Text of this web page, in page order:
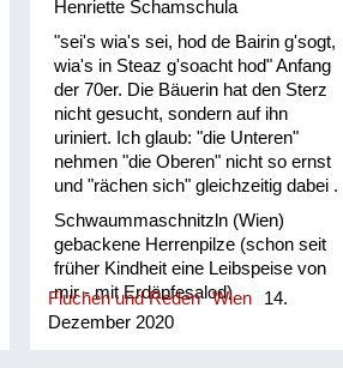
Henriette Schamschula
"sei's wia's sei, hod de Bairin g'sogt,
wia's in Steaz g'soacht hod" Anfang
der 70er. Die Bäuerin hat den Sterz
nicht gesucht, sondern auf ihn
uriniert. Ich glaub: "die Unteren"
nehmen "die Oberen" nicht so ernst
und "rächen sich" gleichzeitig dabei .
Schwaummaschnitzln (Wien)
gebackene Herrenpilze (schon seit
früher Kindheit eine Leibspeise von
mir - mit Erdäpfesalod)
Fluchen und Reden Wien
14.
Dezember 2020